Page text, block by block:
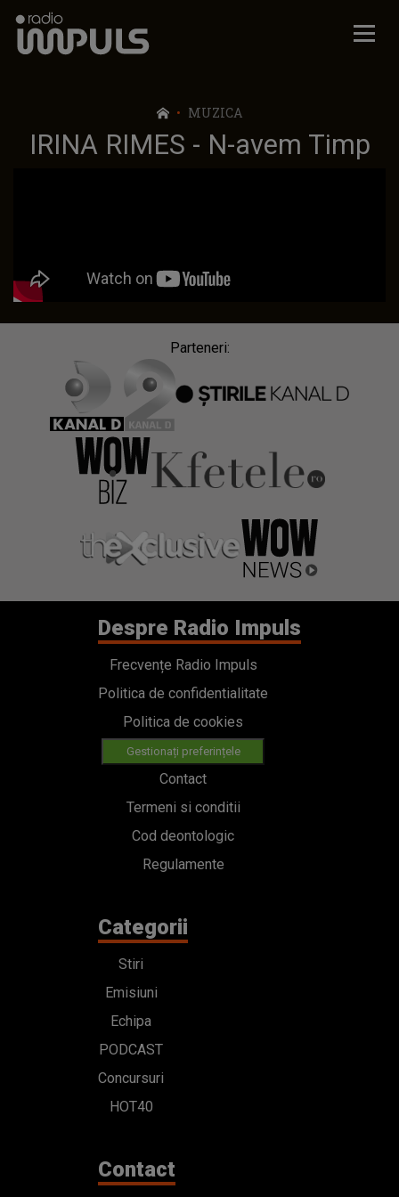
Radio Impuls
MUZICA
IRINA RIMES - N-avem Timp
Parteneri:
Despre Radio Impuls
Frecvențe Radio Impuls
Politica de confidentialitate
Politica de cookies
Gestionați preferințele
Contact
Termeni si conditii
Cod deontologic
Regulamente
Categorii
Stiri
Emisiuni
Echipa
PODCAST
Concursuri
HOT40
Contact